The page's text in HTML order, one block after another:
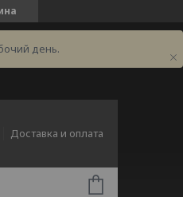
день.
Доставка и оплата